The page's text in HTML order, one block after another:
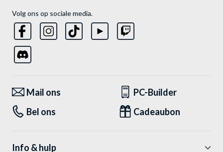
Volg ons op sociale media.
Mail ons
PC-Builder
Bel ons
Cadeaubon
Info & hulp